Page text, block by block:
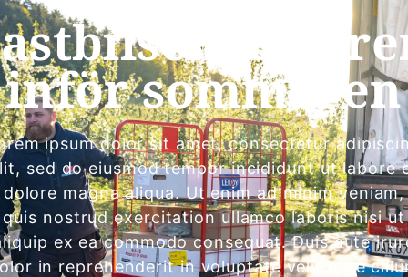
inför sommaren
ipsum dolor sit amet, consectetur
sed do eiusmod tempor incididunt ut labore
dolore magna aliqua. Ut enim ad minim veniam,
quis nostrud exercitation ullamco laboris nisi ut
ex ea commodo consequat. Duis aute
in reprehenderit in voluptate velit esse